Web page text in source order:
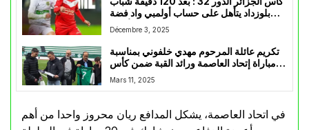
بلوزداد يتأهل على حساب أولمبي واد فضة
بهدفين لهدف وسط غضب الأنصار
Décembre 3, 2025
تكريم عائلة المرحوم مهدي خلفوني بمناسبة
مباراة إتحاد العاصمة ورائد القبة ضمن كأس
الجمهورية
Mars 11, 2025
في اتحاد العاصمة، يشكل المدافع ريان محروز واحدا من أهم